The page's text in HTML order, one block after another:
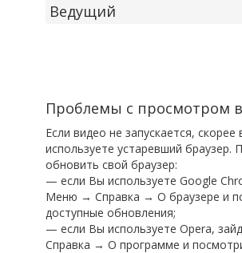
Ведущий
Проблемы с просмотром
Если видео не запускается, скорее
используете устаревший браузер.
обновить свой браузер:
— если Вы используете Google
Меню → Справка → О браузере и
доступные обновления;
— если Вы используете Opera,
Справка → О программе и